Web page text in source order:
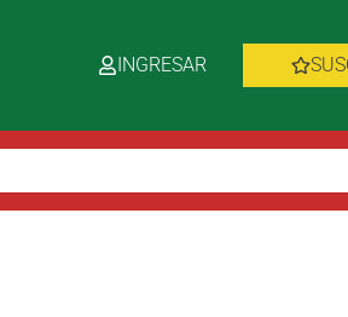
INGRESAR